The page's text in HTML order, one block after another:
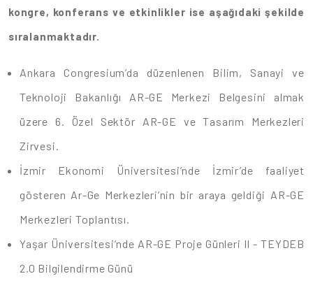
kongre, konferans ve etkinlikler ise aşağıdaki şekilde
sıralanmaktadır.
Ankara Congresium’da düzenlenen Bilim, Sanayi ve
Teknoloji Bakanlığı AR-GE Merkezi Belgesini almak
üzere 6. Özel Sektör AR-GE ve Tasarım Merkezleri
Zirvesi.
İzmir Ekonomi Üniversitesi’nde İzmir’de faaliyet
gösteren Ar-Ge Merkezleri’nin bir araya geldiği AR-GE
Merkezleri Toplantısı.
Yaşar Üniversitesi’nde AR-GE Proje Günleri II - TEYDEB
2.0 Bilgilendirme Günü